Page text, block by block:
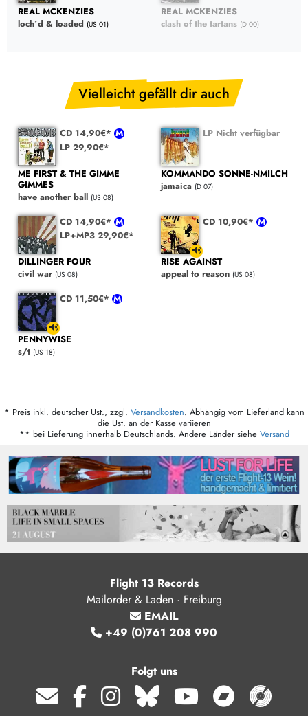
REAL MCKENZIES
loch´d & loaded (US 01)
REAL MCKENZIES
clash of the tartans (D 00)
Vielleicht gefällt dir auch
CD 14,90€*
LP 29,90€*
ME FIRST & THE GIMME
GIMMES
have another ball (US 08)
LP Nicht verfügbar
KOMMANDO SONNE-NMILCH
jamaica (D 07)
CD 14,90€*
LP+MP3 29,90€*
DILLINGER FOUR
civil war (US 08)
CD 10,90€*
RISE AGAINST
appeal to reason (US 08)
CD 11,50€*
PENNYWISE
s/t (US 18)
* Preis inkl. deutscher Ust., zzgl. Versandkosten. Abhängig vom Lieferland kann
die Ust. an der Kasse variieren
** bei Lieferung innerhalb Deutschlands. Andere Länder siehe Versand
Flight 13 Records
Mailorder & Laden · Freiburg
EMAIL
+49 (0)761 208 990
Folgt uns